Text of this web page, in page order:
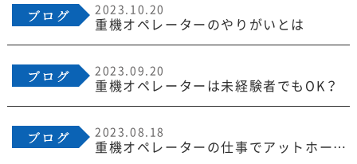
2023.10.20
重機オペレーターのやりがいとは
2023.09.20
重機オペレーターは未経験者でもOK？
2023.08.18
重機オペレーターの仕事でアットホームな会社を見つけるポイントは？